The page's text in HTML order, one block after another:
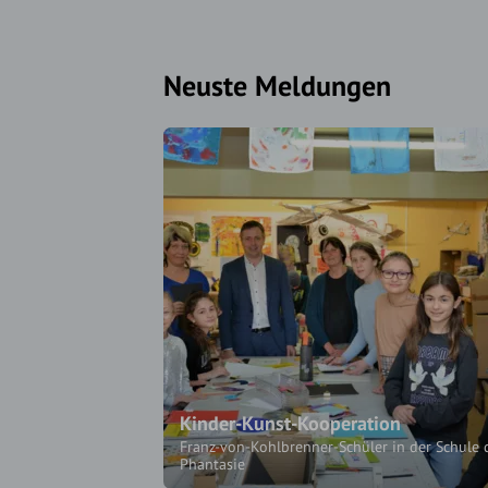
Neuste Meldungen
Kinder-Kunst-Kooperation
Franz-von-Kohlbrenner-Schüler in der Schule
Phantasie